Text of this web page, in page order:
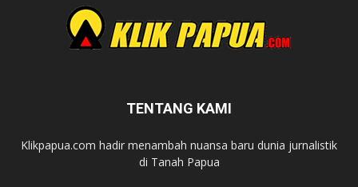
TENTANG KAMI
Klikpapua.com hadir menambah nuansa baru dunia jurnalistik
di Tanah Papua